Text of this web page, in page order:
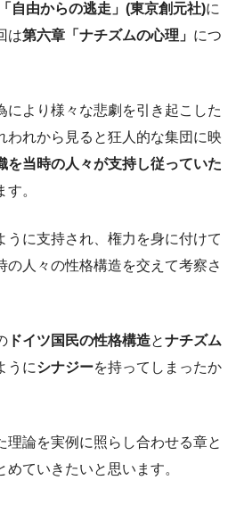
「自由からの逃走」(東京創元社)に
は第六章「ナチズムの心理」 につ
により様々な悲劇を引き起こした
われから見ると狂人的な集団に映
を当時の人々が支持し従っていた
。
うに支持され、権力を身に付けて
の人々の性格構造を交えて考察さ
ドイツ国民の性格構造とナチズム
うにシナジーを持ってしまったか
理論を実例に照らし合わせる章と
ていきたいと思います。